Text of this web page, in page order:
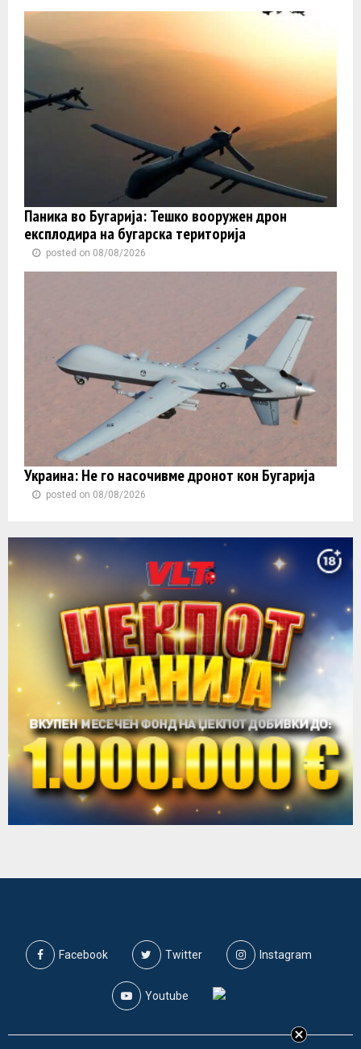
Паника во Бугарија: Тешко вооружен дрон
експлодира на бугарска територија
posted on 08/08/2026
Украина: Не го насочивме дронот кон Бугарија
posted on 08/08/2026
Facebook Twitter Instagram
Youtube